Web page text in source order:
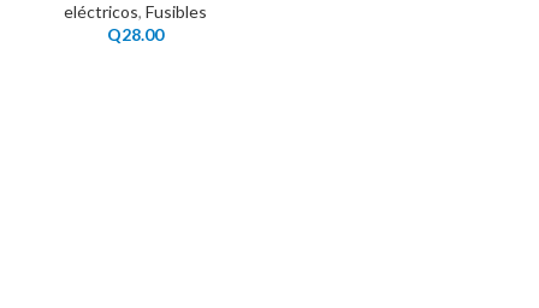
eléctricos, Fusibles
Q28.00